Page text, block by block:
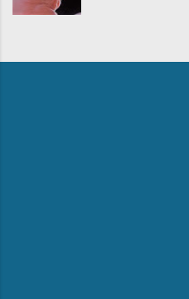
e la Befana, visto